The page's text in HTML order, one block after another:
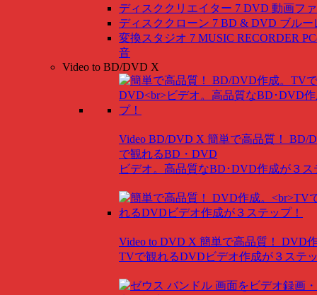
ディスククリエイター 7 DVD 動画フ
ディスククローン 7 BD & DVD ブルー
変換スタジオ 7 MUSIC RECORDER
音
Video to BD/DVD X
Video BD/DVD X 簡単で高品質！ BD/
で観れるBD・DVD
ビデオ。高品質なBD･DVD作成が３ス
Video to DVD X 簡単で高品質！ DVD
TVで観れるDVDビデオ作成が３ステ